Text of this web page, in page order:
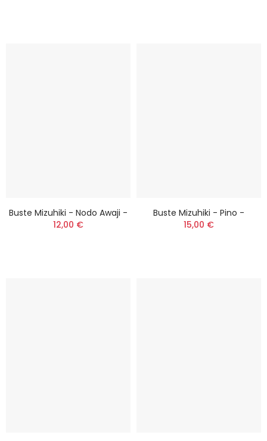
Buste Mizuhiki - Nodo Awaji -
12,00 €
Buste Mizuhiki - Pino -
15,00 €